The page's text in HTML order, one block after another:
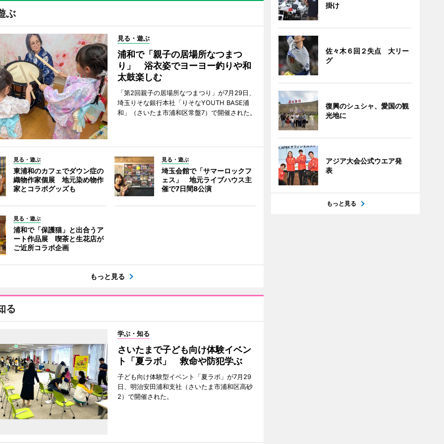
ぶ
見る・遊ぶ
浦和で「親子の居場所なつまつ
り」 浴衣姿でヨーヨー釣りや和
太鼓楽しむ
「第2回親子の居場所なつまつり」が7月29日、
埼玉りそな銀行本社「りそなYOUTH BASE浦
和」（さいたま市浦和区常盤7）で開催された。
見る・遊ぶ
東浦和のカフェでダウン症の
織物作家個展 地元染め物作
家とコラボグッズも
見る・遊ぶ
埼玉会館で「サマーロックフ
ェス」 地元ライブハウス主
催で7日間8公演
見る・遊ぶ
浦和で「保護猫」と出合うア
ート作品展 喫茶と生花店が
ご近所コラボ企画
もっと見る
る
学ぶ・知る
さいたまで子ども向け体験イベン
ト「夏ラボ」 救命や防犯学ぶ
子ども向け体験型イベント「夏ラボ」が7月29
日、明治安田浦和支社（さいたま市浦和区高砂
2）で開催された。
掛け
佐々木６回２失点 大リー
グ
復興のシュシャ、愛国の観
光地に
アジア大会公式ウエア発
表
もっと見る